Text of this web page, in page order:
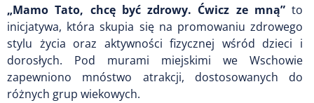
„Mamo Tato, chcę być zdrowy. Ćwicz ze mną”to
inicjatywa, która skupia się na promowaniu zdrowego
stylu życia oraz aktywności fizycznej wśród dzieci i
dorosłych. Pod murami miejskimi we Wschowie
zapewniono mnóstwo atrakcji, dostosowanych do
różnych grup wiekowych.